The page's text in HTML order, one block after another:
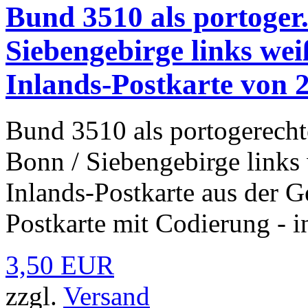
Bund 3510 als
Siebengebirge links
Inlands-Postkarte von
Bund 3510 als
Bonn / Siebengebirge
Inlands-Postkarte aus der
Postkarte mit Codierung -
3,50 EUR
zzgl. Versand